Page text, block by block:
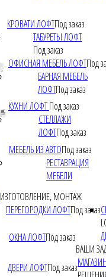
КРОВАТИ ЛОФТПод заказ
ТАБУРЕТЫ ЛОФТ
Под заказ
ОФИСНАЯ МЕБЕЛЬ ЛОФТПод
БАРНАЯ МЕБЕЛЬ
ЛОФТПод заказ
КУХНИ ЛОФТПод заказ
СТЕЛЛАЖИ
ЛОФТПод заказ
МЕБЕЛЬ ИЗ АВТОПод заказ
РЕСТАВРАЦИЯ
МЕБЕЛИ
ИЗГОТОВЛЕНИЕ, МОНТАЖ
ПЕРЕГОРОДКИ ЛОФТПод заказ
ОКНА ЛОФТПод заказ
ДВЕРИ ЛОФТПод заказ
ВАШИ
МАГАЗИН